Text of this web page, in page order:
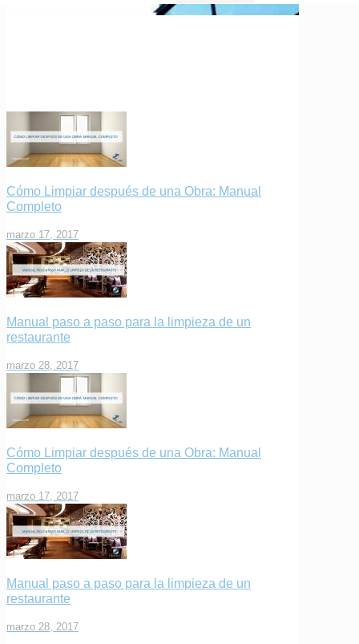
Cómo Limpiar después de una Obra: Manual
Completo
marzo 17, 2017
Manual paso a paso para la limpieza de un
restaurante
marzo 28, 2017
Cómo Limpiar después de una Obra: Manual
Completo
marzo 17, 2017
Manual paso a paso para la limpieza de un
restaurante
marzo 28, 2017